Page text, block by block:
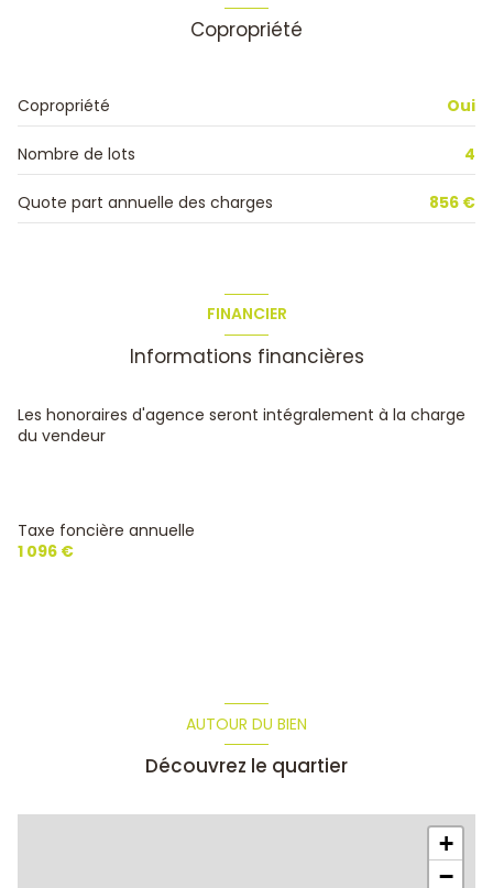
Copropriété
Copropriété Oui
Nombre de lots 4
Quote part annuelle des charges 856 €
FINANCIER
Informations financières
Les honoraires d'agence seront intégralement à la charge
du vendeur
Taxe foncière annuelle
1 096 €
AUTOUR DU BIEN
Découvrez le quartier
+
−